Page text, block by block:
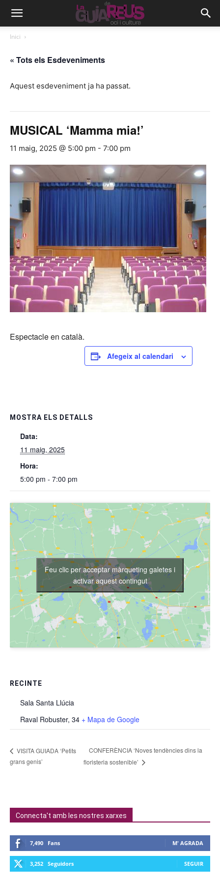
Inici
« Tots els Esdeveniments
Aquest esdeveniment ja ha passat.
MUSICAL ‘Mamma mia!’
11 maig, 2025 @ 5:00 pm - 7:00 pm
Espectacle en català.
Afegeix al calendari
MOSTRA ELS DETALLS
Data:
11 maig, 2025
Hora:
5:00 pm - 7:00 pm
RECINTE
Sala Santa Llúcia
Raval Robuster, 34 + Mapa de Google
Feu clic per acceptar màrqueting galetes i
activar aquest contingut
VISITA GUIADA ‘Petits
grans genis’
CONFERÈNCIA ‘Noves tendències dins la
floristeria sostenible’
Connecta't amb les nostres xarxes
7,490 Fans M' AGRADA
3,252 Seguidors SEGUIR